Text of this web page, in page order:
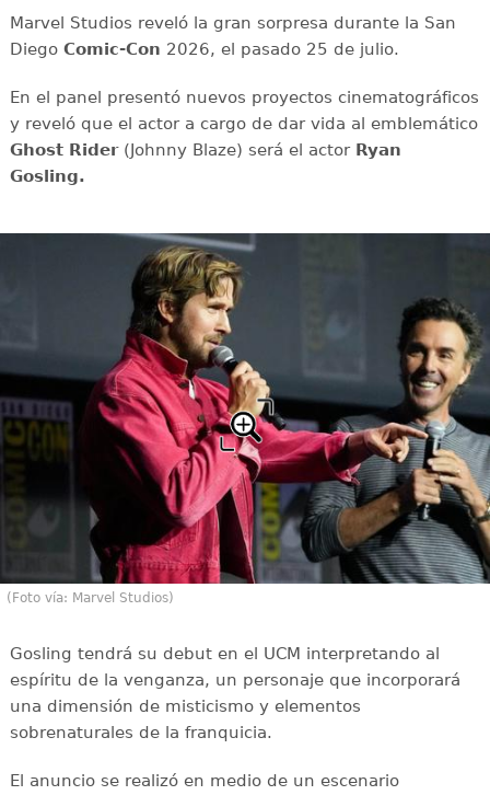
Marvel Studios reveló la gran sorpresa durante la San
Diego Comic-Con 2026, el pasado 25 de julio.
En el panel presentó nuevos proyectos cinematográficos
y reveló que el actor a cargo de dar vida al emblemático
Ghost Rider(Johnny Blaze) será el actor Ryan
Gosling.
(Foto vía: Marvel Studios)
Gosling tendrá su debut en el UCM interpretando al
espíritu de la venganza, un personaje que incorporará
una dimensión de misticismo y elementos
sobrenaturales de la franquicia.
El anuncio se realizó en medio de un escenario